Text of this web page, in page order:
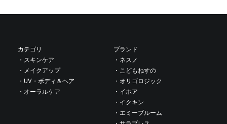
稿
ナ
ビ
カテゴリ
・スキンケア
・メイクアップ
・UV・ボディ＆ヘア
・オーラルケア
ブランド
・ネスノ
・こどもねすの
・オリゴロジック
・イホア
・イクキン
・エミーブルーム